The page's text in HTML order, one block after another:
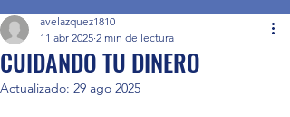
CUIDANDO TU DINERO
avelazquez1810
11 abr 2025 2 min de lectura
Actualizado: 29 ago 2025